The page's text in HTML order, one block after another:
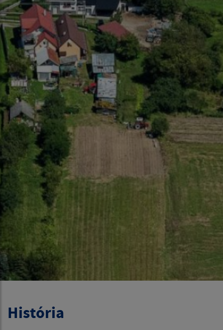
História